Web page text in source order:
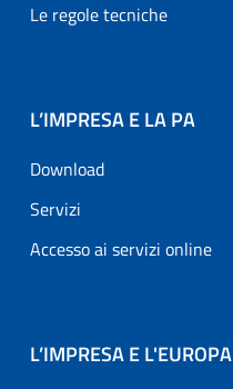
Le regole tecniche
L’IMPRESA E LA PA
Download
Servizi
Accesso ai servizi online
L’IMPRESA E L'EUROPA